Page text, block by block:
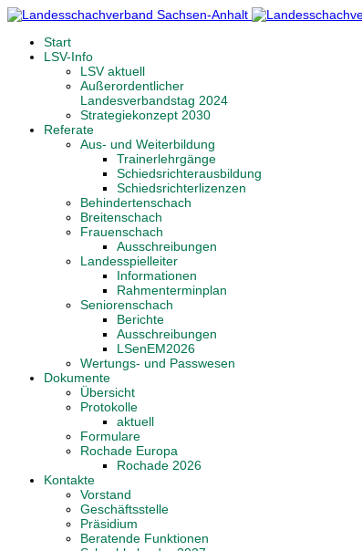
Start
LSV-Info
LSV aktuell
Außerordentlicher
Landesverbandstag 2024
Strategiekonzept 2030
Referate
Aus- und Weiterbildung
Trainerlehrgänge
Schiedsrichterausbildung
Schiedsrichterlizenzen
Behindertenschach
Breitenschach
Frauenschach
Ausschreibungen
Landesspielleiter
Informationen
Rahmenterminplan
Seniorenschach
Berichte
Ausschreibungen
LSenEM2026
Wertungs- und Passwesen
Dokumente
Übersicht
Protokolle
aktuell
Formulare
Rochade Europa
Rochade 2026
Kontakte
Vorstand
Geschäftsstelle
Präsidium
Beratende Funktionen